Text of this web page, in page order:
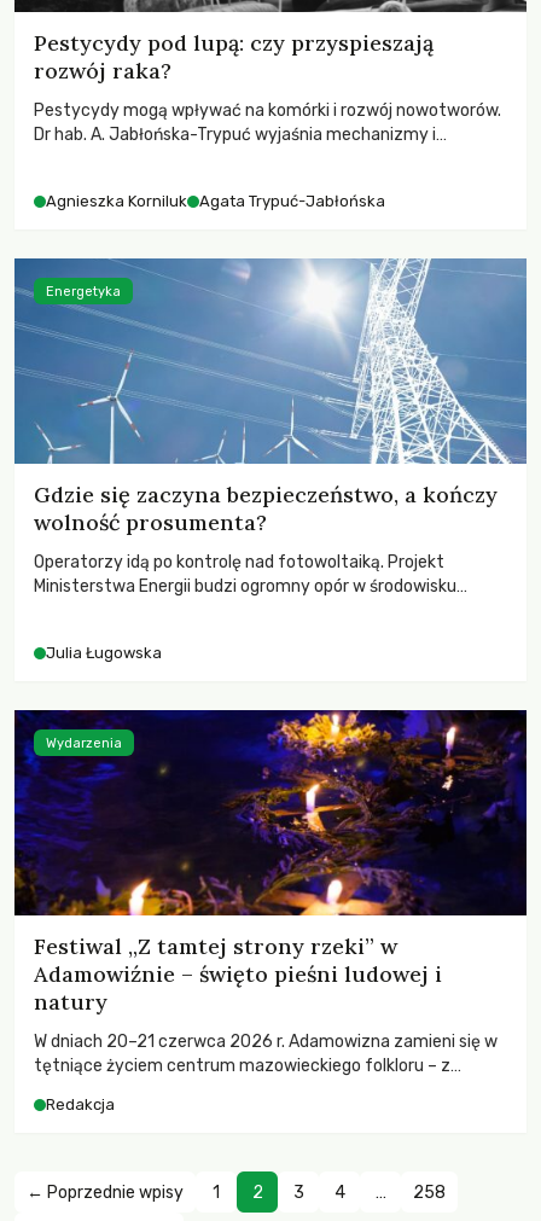
Pestycydy pod lupą: czy przyspieszają
rozwój raka?
Pestycydy mogą wpływać na komórki i rozwój nowotworów.
Dr hab. A. Jabłońska-Trypuć wyjaśnia mechanizmy i
Agnieszka Korniluk Agata Trypuć-Jabłońska
Gdzie się zaczyna bezpieczeństwo, a kończy
wolność prosumenta?
Operatorzy idą po kontrolę nad fotowoltaiką. Projekt
Ministerstwa Energii budzi ogromny opór w środowisku
techniczne luki nowych przepisów, co na to ministerstwo i
Julia Ługowska
Energetyka
Festiwal „Z tamtej strony rzeki” w
Adamowiźnie – święto pieśni ludowej i
natury
W dniach 20–21 czerwca 2026 r. Adamowizna zamieni się w
tętniące życiem centrum mazowieckiego folkloru – z
obrzędem kupalnockim i kiermaszem rękodzieła, mocno
Redakcja
Wydarzenia
← Poprzednie wpisy 1 2 3 4 …
258